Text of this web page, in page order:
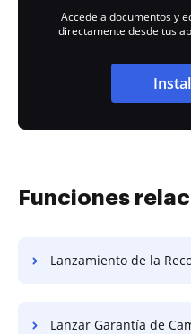
Accede a documentos y
directamente desde tus
Funciones
Lanzamiento de la Recomendación de Campo de
Lanzar Garantía de Campo Obligatorio